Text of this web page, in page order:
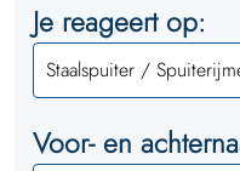
Je reageert op:
Voor- en